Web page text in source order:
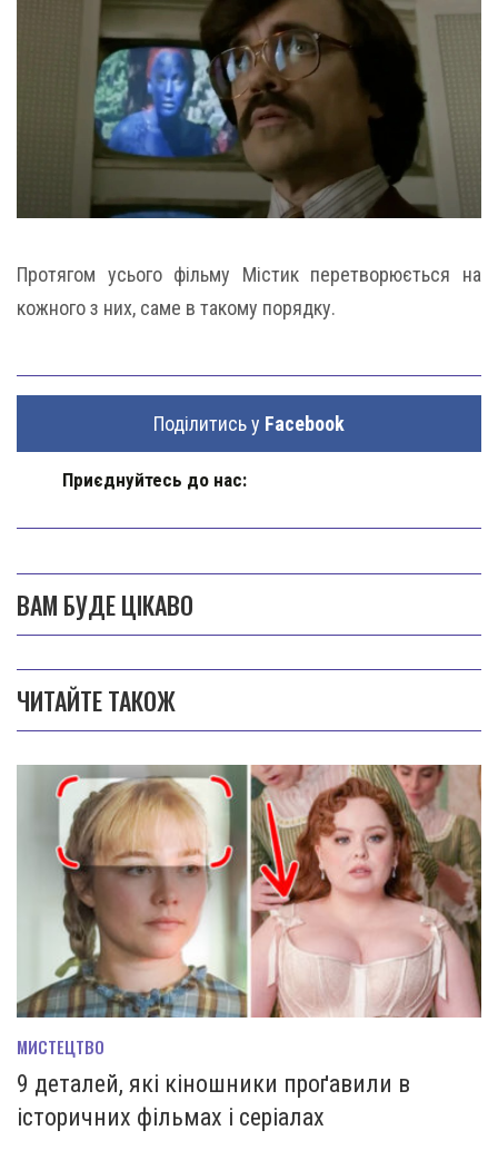
Протягом усього фільму Містик перетворюється на
кожного з них, саме в такому порядку.
Поділитись у Facebook
Приєднуйтесь до нас:
ВАМ БУДЕ ЦІКАВО
ЧИТАЙТЕ ТАКОЖ
МИСТЕЦТВО
9 деталей, які кіношники проґавили в
історичних фільмах і серіалах